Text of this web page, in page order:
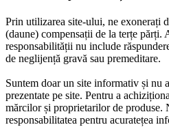
Prin utilizarea site-ului, ne exonerați
(daune) compensații de la terțe părți.
responsabilității nu include
de neglijență gravă sau premeditare.
Suntem doar un site informativ și nu
prezentate pe site. Pentru a
mărcilor și proprietarilor de produse.
responsabilitatea pentru acuratețea